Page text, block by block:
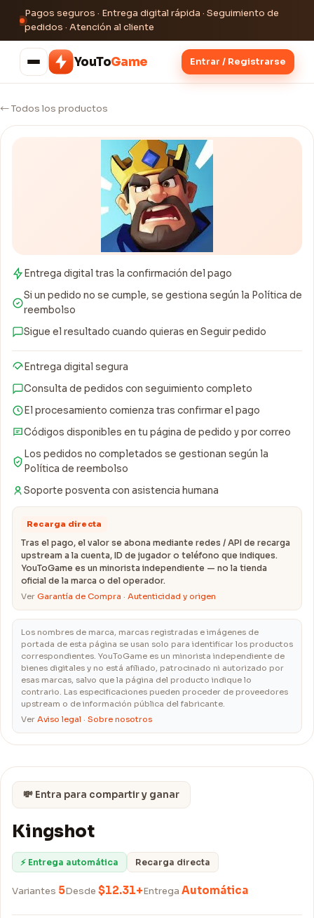
Pagos seguros · Entrega digital rápida · Seguimiento de
pedidos · Atención al cliente
YouToGame Entrar / Registrarse
← Todos los productos
Entrega digital tras la confirmación del pago
Si un pedido no se cumple, se gestiona según la Política de
reembolso
Sigue el resultado cuando quieras en Seguir pedido
Entrega digital segura
Consulta de pedidos con seguimiento completo
El procesamiento comienza tras confirmar el pago
Códigos disponibles en tu página de pedido y por correo
Los pedidos no completados se gestionan según la
Política de reembolso
Soporte posventa con asistencia humana
Recarga directa
Tras el pago, el valor se abona mediante redes / API de recarga
upstream a la cuenta, ID de jugador o teléfono que indiques.
YouToGame es un minorista independiente — no la tienda
oficial de la marca o del operador.
Ver Garantía de Compra · Autenticidad y origen
Los nombres de marca, marcas registradas e imágenes de
portada de esta página se usan solo para identificar los productos
correspondientes. YouToGame es un minorista independiente de
bienes digitales y no está afiliado, patrocinado ni autorizado por
esas marcas, salvo que la página del producto indique lo
contrario. Las especificaciones pueden proceder de proveedores
upstream o de información pública del fabricante.
Ver Aviso legal · Sobre nosotros
💸 Entra para compartir y ganar
Kingshot
⚡ Entrega automática Recarga directa
Variantes 5Desde $12.31+Entrega Automática